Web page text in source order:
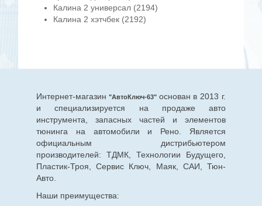
Калина 2 универсал (2194)
Калина 2 хэтчбек (2192)
Интернет-магазин "АвтоКлюч-63" основан в 2013 г.
и специализируется на продаже авто
инструмента, запасных частей и элементов
тюнинга на автомобили и Рено. Является
официальным дистрибьютером
производителей: ТДМК, Технологии Будущего,
Пластик-Троя, Сервис Ключ, Маяк, САИ, Тюн-
Авто.
Наши преимущества: